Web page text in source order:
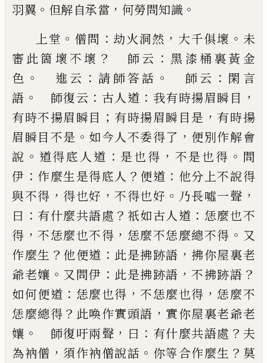
羽翼 。 但解自承當 ， 何勞問知識 。
上堂 。 僧問 ：劫火洞然 ， 大千俱壞 。 未
審此箇壞不壞 ？ 師云 ：黑漆桶裏黃金
色 。 進云 ：請師答話 。 師云 ： 閑言
語 。 師復云 ： 古人道 ： 我有時揚眉瞬目 ，
有時不揚眉瞬目 ； 有時揚眉瞬目是 ， 有時揚
眉瞬目不是 。 如今人不委得了 ， 便別作解會
說 。 道得底人道 ： 是也得 ， 不是也得 。 問
伊 ： 作麼生是得底人 ？ 便道 ： 他分上不說得
與不得 ， 得也好 ，不得也好 。 乃長噓一聲 ，
曰 ： 有什麼共語處 ？ 祇如古人道 ： 恁麼也不
得 ，不恁麼也不得 ， 恁麼不恁麼總不得 。 又
作麼生 ？ 他便道 ： 此是拂跡語 ， 拂你屋裏老
爺老孃 。 又問伊 ： 此是拂跡語 ，不拂跡語 ？
如何便道 ： 恁麼也得 ，不恁麼也得 ， 恁麼不
恁麼總得 ？ 此喚作實頭語 ， 實你屋裏老爺老
孃 。 師復吁兩聲 ， 曰 ： 有什麼共語處 ？ 夫
為衲僧 ， 須作衲僧說話 。 你等合作麼生 ？ 莫